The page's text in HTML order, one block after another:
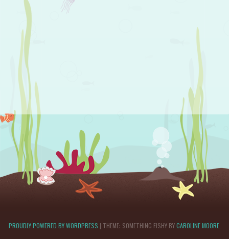
PROUDLY POWERED BY WORDPRESS | THEME: SOMETHING FISHY BYCAROLINE MOORE.